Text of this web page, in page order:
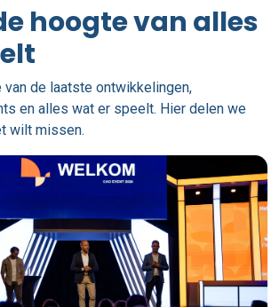
hoogte van alles
de laatste ontwikkelingen,
en alles wat er speelt. Hier delen we
wilt missen.